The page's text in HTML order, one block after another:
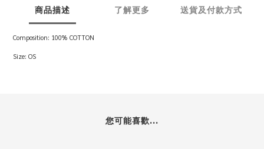
商品描述 了解更多 送貨及付款方式
Composition: 100% COTTON
Size: OS
您可能喜歡...